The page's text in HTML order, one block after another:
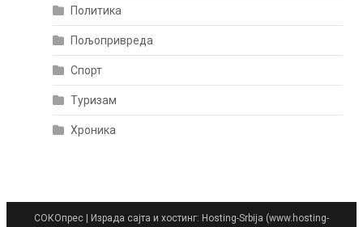
Политика
Пољопривреда
Спорт
Туризам
Хроника
СОКОпрес Израда сајта и хостинг: Hosting-Srbija (www.hosting-